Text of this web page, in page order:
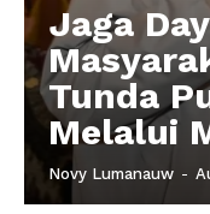
Jaga
Tunda
Melalui
Novy Lumanauw -